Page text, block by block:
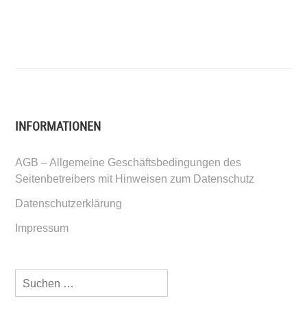
INFORMATIONEN
AGB – Allgemeine Geschäftsbedingungen des
Seitenbetreibers mit Hinweisen zum Datenschutz
Datenschutzerklärung
Impressum
Suchen